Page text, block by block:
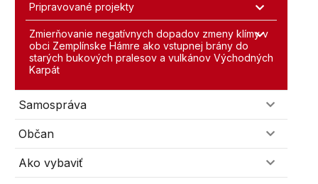
Pripravované projekty
Zmierňovanie negatívnych dopadov zmeny klímy v
obci Zemplínske Hámre ako vstupnej brány do
starých bukových pralesov a vulkánov Východných
Karpát
Samospráva
Občan
Ako vybaviť